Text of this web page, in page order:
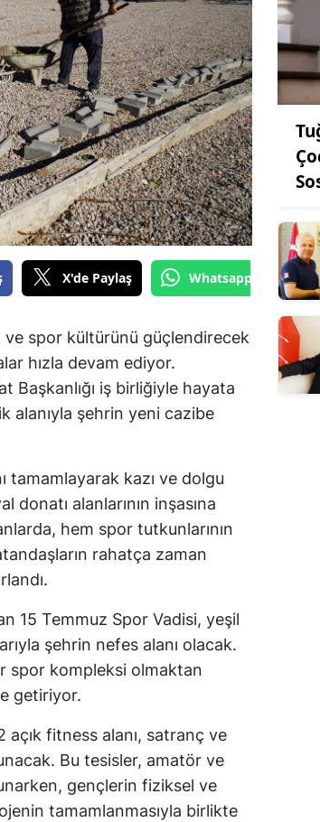
X'de Paylaş Whatsapp'tan
ve spor kültürünü güçlendirecek
hızla devam ediyor.
Başkanlığı iş birliğiyle hayata
alanıyla şehrin yeni cazibe
tamamlayarak kazı ve dolgu
donatı alanlarının inşasına
hem spor tutkunlarının
rahatça zaman
15 Temmuz Spor Vadisi, yeşil
şehrin nefes alanı olacak.
spor kompleksi olmaktan
getiriyor.
fitness alanı, satranç ve
Bu tesisler, amatör ve
gençlerin fiziksel ve
tamamlanmasıyla birlikte